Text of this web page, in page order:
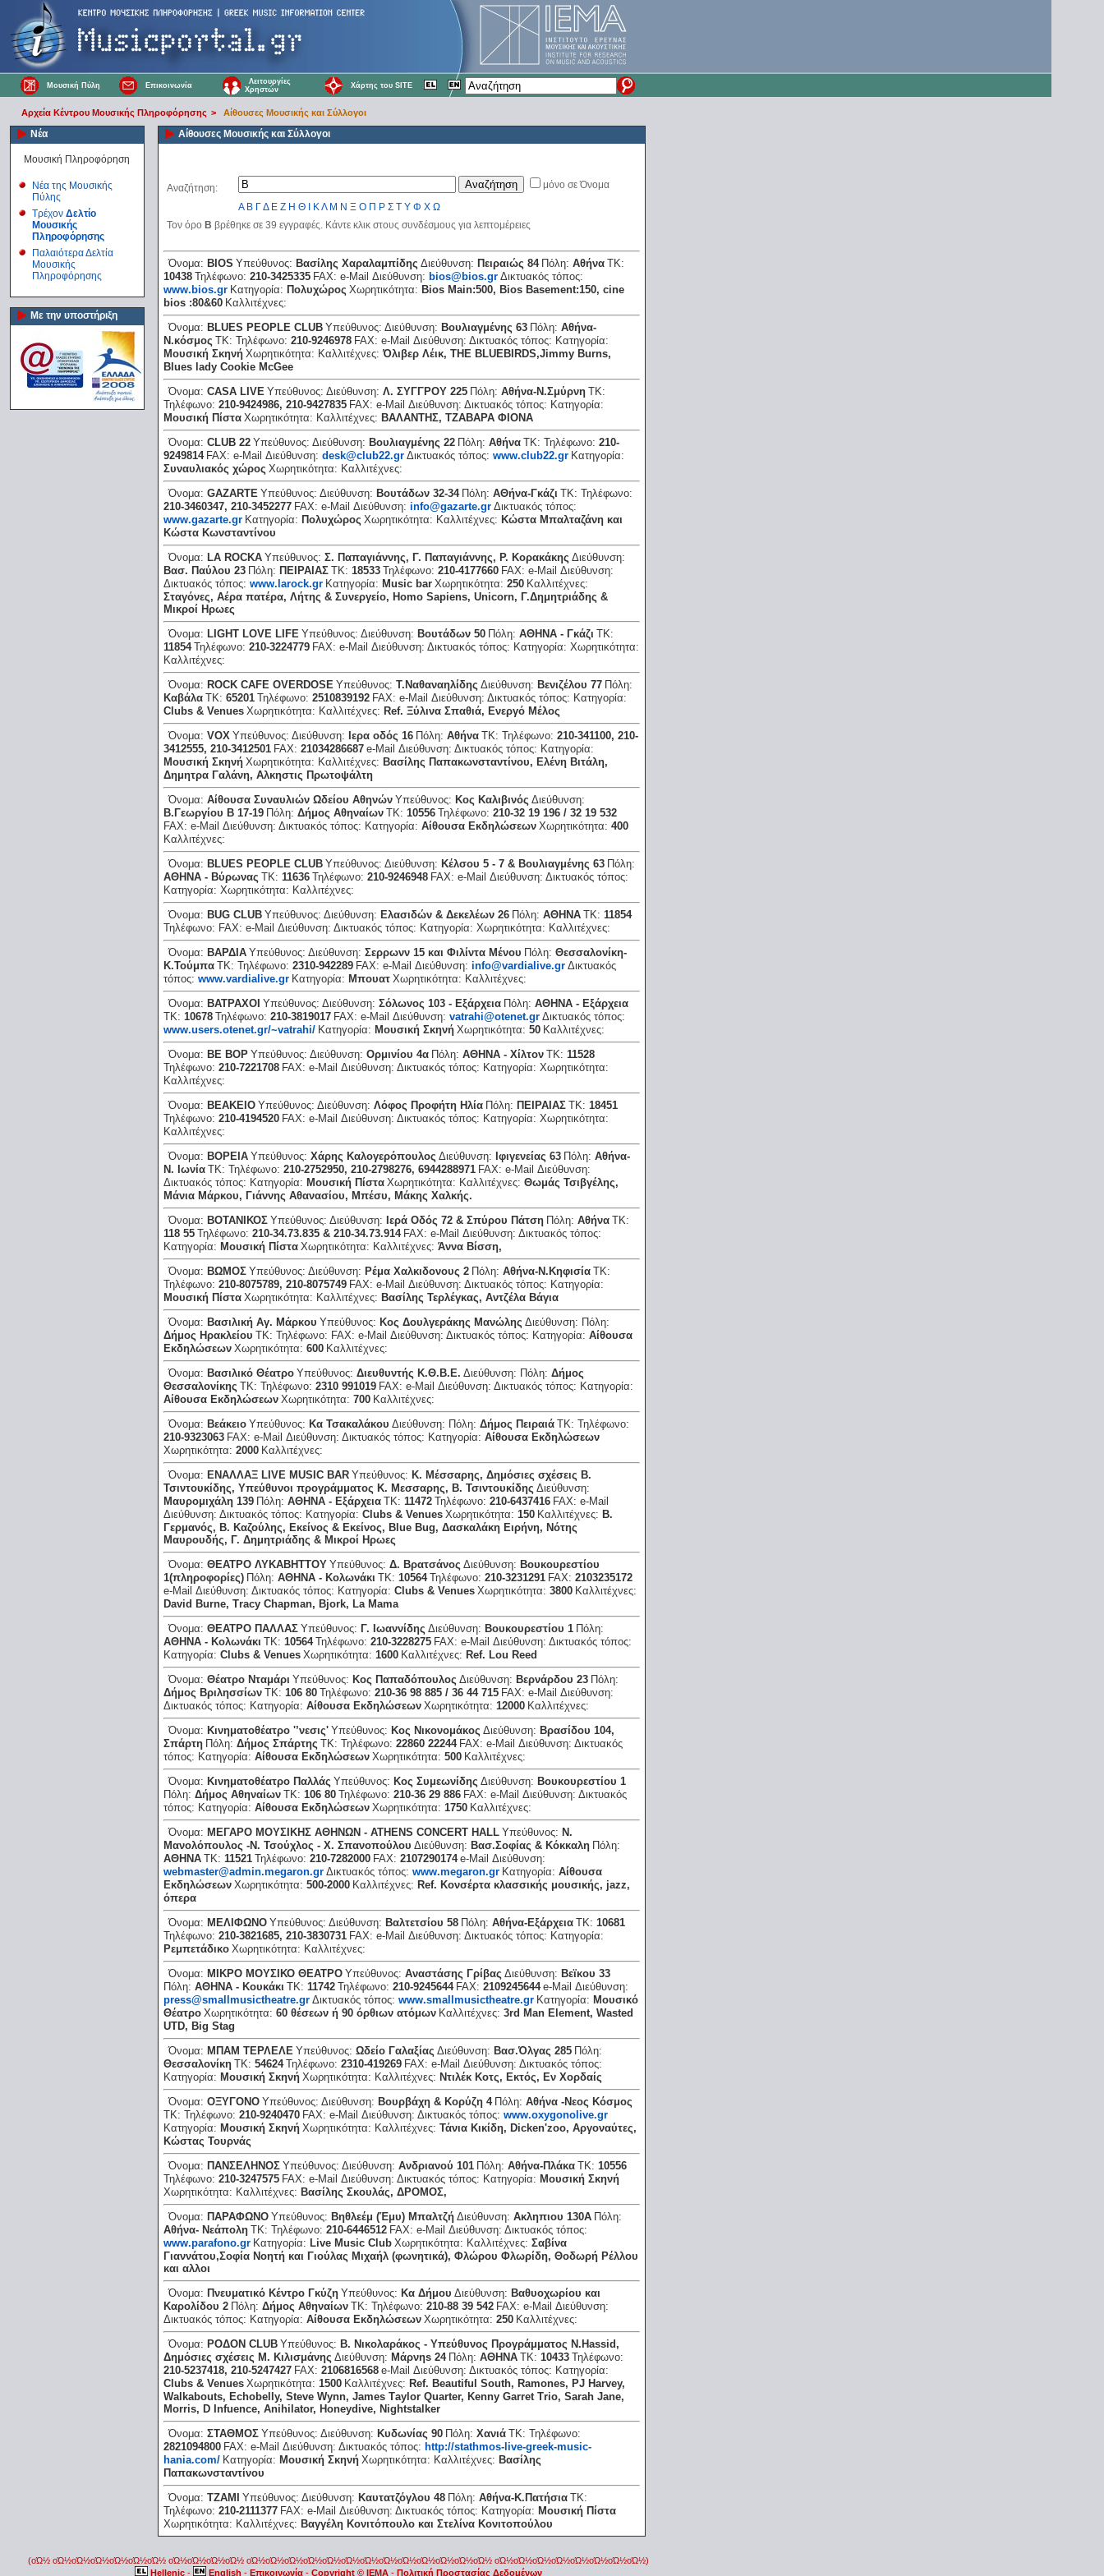
Μουσική Πύλη Επικοινωνία
Λειτουργίες
Χρηστών
Χάρτης του SITE
Αρχεία Κέντρου Μουσικής Πληροφόρησης > Αίθουσες Μουσικής και Σύλλογοι
Νέα
Μουσική Πληροφόρηση
Νέα της Μουσικής
Πύλης
Τρέχον Δελτίο
Μουσικής
Πληροφόρησης
Παλαιότερα Δελτία
Μουσικής
Πληροφόρησης
Με την υποστήριξη
Αίθουσες Μουσικής και Σύλλογοι
Αναζήτηση:
μόνο σε Όνομα
Α Β ΓΔ Ε Ζ Η Θ ΚΛ Μ Ν Ξ Ο Π Ρ Σ Τ Υ Φ Χ Ω
Τον όρο Β βρέθηκε σε 39 εγγραφές. Κάντε κλικ στους συνδέσμους για λεπτομέρειες
Όνομα: BIOS Υπεύθυνος: Βασίλης Χαραλαμπίδης Διεύθυνση: Πειραιώς 84 Πόλη: Αθήνα ΤΚ:
10438 Τηλέφωνο: 210-3425335 FAX: e-Mail Διεύθυνση: bios@bios.gr Δικτυακός τόπος:
www.bios.gr Κατηγορία: Πολυχώρος Χωρητικότητα: Bios Main:500, Bios Basement:150, cine
bios :80&60 Καλλιτέχνες:
Όνομα: BLUES PEOPLE CLUB Υπεύθυνος: Διεύθυνση: Βουλιαγμένης 63 Πόλη: Αθήνα-
Ν.κόσμος ΤΚ: Τηλέφωνο: 210-9246978 FAX: e-Mail Διεύθυνση: Δικτυακός τόπος: Κατηγορία:
Μουσική Σκηνή Χωρητικότητα: Καλλιτέχνες:Όλιβερ Λέικ, THE BLUEBIRDS,Jimmy Burns,
Blues lady Cookie McGee
Όνομα: CASA LIVE Υπεύθυνος: Διεύθυνση: Λ. ΣΥΓΓΡΟΥ 225 Πόλη: Αθήνα-Ν.Σμύρνη ΤΚ:
Τηλέφωνο: 210-9424986, 210-9427835 FAX: e-Mail Διεύθυνση: Δικτυακός τόπος: Κατηγορία:
Μουσική Πίστα Χωρητικότητα: Καλλιτέχνες: ΒΑΛΑΝΤΗΣ, ΤΖΑΒΑΡΑ ΦΙΟΝΑ
Όνομα: CLUB 22 Υπεύθυνος: Διεύθυνση: Βουλιαγμένης 22 Πόλη: Αθήνα ΤΚ: Τηλέφωνο: 210-
9249814 FAX: e-Mail Διεύθυνση: desk@club22.gr Δικτυακός τόπος: www.club22.gr Κατηγορία:
Συναυλιακός χώρος Χωρητικότητα: Καλλιτέχνες:
Όνομα: GAZARTE Υπεύθυνος: Διεύθυνση: Βουτάδων 32-34 Πόλη: ΑΘήνα-Γκάζι ΤΚ: Τηλέφωνο:
210-3460347, 210-3452277 FAX: e-Mail Διεύθυνση: info@gazarte.gr Δικτυακός τόπος:
www.gazarte.gr Κατηγορία: Πολυχώρος Χωρητικότητα: Καλλιτέχνες: Κώστα Μπαλταζάνη και
Κώστα Κωνσταντίνου
Όνομα: LΑ RΟCΚΑ Υπεύθυνος: Σ. Παπαγιάννης, Γ. Παπαγιάννης, Ρ. Κορακάκης Διεύθυνση:
Βασ. Παύλου 23 Πόλη: ΠΕΙΡΑΙΑΣ ΤΚ: 18533 Τηλέφωνο: 210-4177660 FAX: e-Mail Διεύθυνση:
Δικτυακός τόπος: www.larock.gr Κατηγορία: Music bar Χωρητικότητα: 250 Καλλιτέχνες:
Σταγόνες, Αέρα πατέρα, Λήτης & Συνεργείο, Ηomo Sapiens, Unicorn, Γ.Δημητριάδης &
Μικροί Ηρωες
Όνομα: LΙGΗΤ LΟVΕ LΙFΕ Υπεύθυνος: Διεύθυνση: Βουτάδων 50 Πόλη: ΑΘΗΝΑ - Γκάζι ΤΚ:
11854 Τηλέφωνο: 210-3224779 FAX: e-Mail Διεύθυνση: Δικτυακός τόπος: Κατηγορία: Χωρητικότητα:
Καλλιτέχνες:
Όνομα: RΟCΚ CΑFΕ ΟVΕRDΟSΕ Υπεύθυνος: Τ.Ναθαναηλίδης Διεύθυνση: Βενιζέλου 77 Πόλη:
Καβάλα ΤΚ: 65201 Τηλέφωνο: 2510839192 FAX: e-Mail Διεύθυνση: Δικτυακός τόπος: Κατηγορία:
Clubs & Venues Χωρητικότητα: Καλλιτέχνες: Ref. Ξύλινα Σπαθιά, Ενεργό Μέλος
Όνομα: VOX Υπεύθυνος: Διεύθυνση: Ιερα οδός 16 Πόλη: Αθήνα ΤΚ: Τηλέφωνο: 210-341100, 210-
3412555, 210-3412501 FAX: 21034286687 e-Mail Διεύθυνση: Δικτυακός τόπος: Κατηγορία:
Μουσική Σκηνή Χωρητικότητα: Καλλιτέχνες: Βασίλης Παπακωνσταντίνου, Ελένη Βιτάλη,
Δημητρα Γαλάνη, Αλκηστις Πρωτοψάλτη
Όνομα: Αίθουσα Συναυλιών Ωδείου Αθηνών Υπεύθυνος: Κος Καλιβινός Διεύθυνση:
Β.Γεωργίου Β 17-19 Πόλη: Δήμος Αθηναίων ΤΚ: 10556 Τηλέφωνο: 210-32 19 196 / 32 19 532
FAX: e-Mail Διεύθυνση: Δικτυακός τόπος: Κατηγορία: Αίθουσα Εκδηλώσεων Χωρητικότητα: 400
Καλλιτέχνες:
Όνομα: ΒLUΕS ΡΕΟΡLΕ CLUΒ Υπεύθυνος: Διεύθυνση: Κέλσου 5 - 7 & Βουλιαγμένης 63 Πόλη:
ΑΘΗΝΑ - Βύρωνας ΤΚ: 11636 Τηλέφωνο: 210-9246948 FAX: e-Mail Διεύθυνση: Δικτυακός τόπος:
Κατηγορία: Χωρητικότητα: Καλλιτέχνες:
Όνομα: ΒUG CLUΒ Υπεύθυνος: Διεύθυνση: Ελασιδών & Δεκελέων 26 Πόλη: ΑΘΗΝΑ ΤΚ: 11854
Τηλέφωνο: FAX: e-Mail Διεύθυνση: Δικτυακός τόπος: Κατηγορία: Χωρητικότητα: Καλλιτέχνες:
Όνομα: ΒΑΡΔΙΑ Υπεύθυνος: Διεύθυνση: Σερρωνν 15 και Φιλίντα Μένου Πόλη: Θεσσαλονίκη-
Κ.Τούμπα ΤΚ: Τηλέφωνο: 2310-942289 FAX: e-Mail Διεύθυνση: info@vardialive.gr Δικτυακός
τόπος: www.vardialive.gr Κατηγορία: Μπουατ Χωρητικότητα: Καλλιτέχνες:
Όνομα: ΒΑΤΡΑΧΟΙ Υπεύθυνος: Διεύθυνση: Σόλωνος 103 - Εξάρχεια Πόλη: ΑΘΗΝΑ - Εξάρχεια
ΤΚ: 10678 Τηλέφωνο: 210-3819017 FAX: e-Mail Διεύθυνση: vatrahi@otenet.gr Δικτυακός τόπος:
www.users.otenet.gr/~vatrahi/ Κατηγορία: Μουσική Σκηνή Χωρητικότητα: 50 Καλλιτέχνες:
Όνομα: ΒΕ ΒΟΡ Υπεύθυνος: Διεύθυνση: Ορμινίου 4α Πόλη: ΑΘΗΝΑ - Χίλτον ΤΚ: 11528
Τηλέφωνο: 210-7221708 FAX: e-Mail Διεύθυνση: Δικτυακός τόπος: Κατηγορία: Χωρητικότητα:
Καλλιτέχνες:
Όνομα: ΒΕΑΚΕΙΟ Υπεύθυνος: Διεύθυνση: Λόφος Προφήτη Ηλία Πόλη: ΠΕΙΡΑΙΑΣ ΤΚ: 18451
Τηλέφωνο: 210-4194520 FAX: e-Mail Διεύθυνση: Δικτυακός τόπος: Κατηγορία: Χωρητικότητα:
Καλλιτέχνες:
Όνομα: ΒΟΡΕΙΑ Υπεύθυνος: Χάρης Καλογερόπουλος Διεύθυνση: Ιφιγενείας 63 Πόλη: Αθήνα-
Ν. Ιωνία ΤΚ: Τηλέφωνο: 210-2752950, 210-2798276, 6944288971 FAX: e-Mail Διεύθυνση:
Δικτυακός τόπος: Κατηγορία: Μουσική Πίστα Χωρητικότητα: Καλλιτέχνες: Θωμάς Τσιβγέλης,
Μάνια Μάρκου, Γιάννης Αθανασίου, Μπέσυ, Μάκης Χαλκής.
Όνομα: ΒΟΤΑΝΙΚΟΣ Υπεύθυνος: Διεύθυνση: Ιερά Οδός 72 & Σπύρου Πάτση Πόλη: Αθήνα ΤΚ:
118 55 Τηλέφωνο: 210-34.73.835 & 210-34.73.914 FAX: e-Mail Διεύθυνση: Δικτυακός τόπος:
Κατηγορία: Μουσική Πίστα Χωρητικότητα: Καλλιτέχνες: Άννα Βίσση,
Όνομα: ΒΩΜΟΣ Υπεύθυνος: Διεύθυνση: Ρέμα Χαλκιδονους 2 Πόλη: Αθήνα-Ν.Κηφισία ΤΚ:
Τηλέφωνο: 210-8075789, 210-8075749 FAX: e-Mail Διεύθυνση: Δικτυακός τόπος: Κατηγορία:
Μουσική Πίστα Χωρητικότητα: Καλλιτέχνες: Βασίλης Τερλέγκας, Αντζέλα Βάγια
Όνομα: Βασιλική Αγ. Μάρκου Υπεύθυνος: Κος Δουλγεράκης Μανώλης Διεύθυνση: Πόλη:
Δήμος Ηρακλείου ΤΚ: Τηλέφωνο: FAX: e-Mail Διεύθυνση: Δικτυακός τόπος: Κατηγορία: Αίθουσα
Εκδηλώσεων Χωρητικότητα: 600 Καλλιτέχνες:
Όνομα: Βασιλικό Θέατρο Υπεύθυνος: Διευθυντής Κ.Θ.Β.Ε. Διεύθυνση: Πόλη: Δήμος
Θεσσαλονίκης ΤΚ: Τηλέφωνο: 2310 991019 FAX: e-Mail Διεύθυνση: Δικτυακός τόπος: Κατηγορία:
Αίθουσα Εκδηλώσεων Χωρητικότητα: 700 Καλλιτέχνες:
Όνομα: Βεάκειο Υπεύθυνος: Κα Τσακαλάκου Διεύθυνση: Πόλη: Δήμος Πειραιά ΤΚ: Τηλέφωνο:
210-9323063 FAX: e-Mail Διεύθυνση: Δικτυακός τόπος: Κατηγορία: Αίθουσα Εκδηλώσεων
Χωρητικότητα: 2000 Καλλιτέχνες:
Όνομα: ΕΝΑΛΛΑΞ LΙVΕ ΜUSΙC ΒΑR Υπεύθυνος: Κ. Μέσσαρης, Δημόσιες σχέσεις Β.
Τσιντουκίδης, Υπεύθυνοι προγράμματος Κ. Μεσσαρης, Β. Τσιντουκίδης Διεύθυνση:
Μαυρομιχάλη 139 Πόλη: ΑΘΗΝΑ - Εξάρχεια ΤΚ: 11472 Τηλέφωνο: 210-6437416 FAX: e-Mail
Διεύθυνση: Δικτυακός τόπος: Κατηγορία: Clubs & Venues Χωρητικότητα: 150 Καλλιτέχνες: Β.
Γερμανός, Β. Καζούλης, Εκείνος & Εκείνος, Βlue Βug, Δασκαλάκη Ειρήνη, Νότης
Μαυρουδής, Γ. Δημητριάδης & Μικροί Ηρωες
Όνομα: ΘΕΑΤΡΟ ΛΥΚΑΒΗΤΤΟΥ Υπεύθυνος: Δ. Βρατσάνος Διεύθυνση: Βουκουρεστίου
1(πληροφορίες) Πόλη: ΑΘΗΝΑ - Κολωνάκι ΤΚ: 10564 Τηλέφωνο: 210-3231291 FAX: 2103235172
e-Mail Διεύθυνση: Δικτυακός τόπος: Κατηγορία: Clubs & Venues Χωρητικότητα: 3800 Καλλιτέχνες:
David Βurne, Τracy Chapman, Βjork, La Μama
Όνομα: ΘΕΑΤΡΟ ΠΑΛΛΑΣ Υπεύθυνος: Γ. Ιωαννίδης Διεύθυνση: Βουκουρεστίου 1 Πόλη:
ΑΘΗΝΑ - Κολωνάκι ΤΚ: 10564 Τηλέφωνο: 210-3228275 FAX: e-Mail Διεύθυνση: Δικτυακός τόπος:
Κατηγορία: Clubs & Venues Χωρητικότητα: 1600 Καλλιτέχνες: Ref. Lou Reed
Όνομα: Θέατρο Νταμάρι Υπεύθυνος: Κος Παπαδόπουλος Διεύθυνση: Βερνάρδου 23 Πόλη:
Δήμος Βριλησσίων ΤΚ: 106 80 Τηλέφωνο: 210-36 98 885 / 36 44 715 FAX: e-Mail Διεύθυνση:
Δικτυακός τόπος: Κατηγορία: Αίθουσα Εκδηλώσεων Χωρητικότητα: 12000 Καλλιτέχνες:
Όνομα: Κινηματοθέατρο '’νεσις' Υπεύθυνος: Κος Νικονομάκος Διεύθυνση: Βρασίδου 104,
Σπάρτη Πόλη: Δήμος Σπάρτης ΤΚ: Τηλέφωνο: 22860 22244 FAX: e-Mail Διεύθυνση: Δικτυακός
τόπος: Κατηγορία: Αίθουσα Εκδηλώσεων Χωρητικότητα: 500 Καλλιτέχνες:
Όνομα: Κινηματοθέατρο Παλλάς Υπεύθυνος: Κος Συμεωνίδης Διεύθυνση: Βουκουρεστίου 1
Πόλη: Δήμος Αθηναίων ΤΚ: 106 80 Τηλέφωνο: 210-36 29 886 FAX: e-Mail Διεύθυνση: Δικτυακός
τόπος: Κατηγορία: Αίθουσα Εκδηλώσεων Χωρητικότητα: 1750 Καλλιτέχνες:
Όνομα: ΜΕΓΑΡΟ ΜΟΥΣΙΚΗΣ ΑΘΗΝΩΝ - ΑΤΗΕΝS CΟΝCΕRΤ ΗΑLL Υπεύθυνος: Ν.
Μανολόπουλος -Ν. Τσούχλος - Χ. Σπανοπούλου Διεύθυνση: Βασ.Σοφίας & Κόκκαλη Πόλη:
ΑΘΗΝΑ ΤΚ: 11521 Τηλέφωνο: 210-7282000 FAX: 2107290174 e-Mail Διεύθυνση:
webmaster@admin.megaron.gr Δικτυακός τόπος: www.megaron.gr Κατηγορία: Αίθουσα
Εκδηλώσεων Χωρητικότητα: 500-2000 Καλλιτέχνες: Ref. Κονσέρτα κλασσικής μουσικής, jazz,
όπερα
Όνομα: ΜΕΛΙΦΩΝΟ Υπεύθυνος: Διεύθυνση: Βαλτετσίου 58 Πόλη: Αθήνα-Εξάρχεια ΤΚ: 10681
Τηλέφωνο: 210-3821685, 210-3830731 FAX: e-Mail Διεύθυνση: Δικτυακός τόπος: Κατηγορία:
Ρεμπετάδικο Χωρητικότητα: Καλλιτέχνες:
Όνομα: ΜΙΚΡΟ ΜΟΥΣΙΚΟ ΘΕΑΤΡΟ Υπεύθυνος: Αναστάσης Γρίβας Διεύθυνση: Βεϊκου 33
Πόλη: ΑΘΗΝΑ - Κουκάκι ΤΚ: 11742 Τηλέφωνο: 210-9245644 FAX: 2109245644 e-Mail Διεύθυνση:
press@smallmusictheatre.gr Δικτυακός τόπος: www.smallmusictheatre.gr Κατηγορία: Μουσικό
Θέατρο Χωρητικότητα: 60 θέσεων ή 90 όρθιων ατόμων Καλλιτέχνες: 3rd Man Element, Wasted
UTD, Big Stag
Όνομα: ΜΠΑΜ ΤΕΡΛΕΛΕ Υπεύθυνος: Ωδείο Γαλαξίας Διεύθυνση: Βασ.Όλγας 285 Πόλη:
Θεσσαλονίκη ΤΚ: 54624 Τηλέφωνο: 2310-419269 FAX: e-Mail Διεύθυνση: Δικτυακός τόπος:
Κατηγορία: Μουσική Σκηνή Χωρητικότητα: Καλλιτέχνες: Ντιλέκ Κοτς, Εκτός, Eν Χορδαίς
Όνομα: ΟΞΥΓΟΝΟ Υπεύθυνος: Διεύθυνση: Βουρβάχη & Κορύζη 4 Πόλη: Αθήνα -Νεος Κόσμος
ΤΚ: Τηλέφωνο: 210-9240470 FAX: e-Mail Διεύθυνση: Δικτυακός τόπος: www.oxygonolive.gr
Κατηγορία: Μουσική Σκηνή Χωρητικότητα: Καλλιτέχνες: Τάνια Κικίδη, Dicken'zoo, Αργοναύτες,
Κώστας Τουρνάς
Όνομα: ΠΑΝΣΕΛΗΝΟΣ Υπεύθυνος: Διεύθυνση: Ανδριανού 101 Πόλη: Αθήνα-Πλάκα ΤΚ: 10556
Τηλέφωνο: 210-3247575 FAX: e-Mail Διεύθυνση: Δικτυακός τόπος: Κατηγορία: Μουσική Σκηνή
Χωρητικότητα: Καλλιτέχνες: Βασίλης Σκουλάς, ΔΡΟΜΟΣ,
Όνομα: ΠΑΡΑΦΩΝΟ Υπεύθυνος: Βηθλεέμ (Έμυ) Μπαλτζή Διεύθυνση: Ακληπιου 130Α Πόλη:
Αθήνα- Νεάπολη ΤΚ: Τηλέφωνο: 210-6446512 FAX: e-Mail Διεύθυνση: Δικτυακός τόπος:
www.parafono.gr Κατηγορία: Live Music Club Χωρητικότητα: Καλλιτέχνες: Σαβίνα
Γιαννάτου,Σοφία Νοητή και Γιούλας Μιχαήλ (φωνητικά), Φλώρου Φλωρίδη, Θοδωρή Ρέλλου
και αλλοι
Όνομα: Πνευματικό Κέντρο Γκύζη Υπεύθυνος: Κα Δήμου Διεύθυνση: Βαθυοχωρίου και
Καρολίδου 2 Πόλη: Δήμος Αθηναίων ΤΚ: Τηλέφωνο: 210-88 39 542 FAX: e-Mail Διεύθυνση:
Δικτυακός τόπος: Κατηγορία: Αίθουσα Εκδηλώσεων Χωρητικότητα: 250 Καλλιτέχνες:
Όνομα: ΡΟΔΟΝ CLUΒ Υπεύθυνος: Β. Νικολαράκος - Υπεύθυνος Προγράμματος Ν.Ηassid,
Δημόσιες σχέσεις Μ. Κιλισμάνης Διεύθυνση: Μάρνηs 24 Πόλη: ΑΘΗΝΑ ΤΚ: 10433 Τηλέφωνο:
210-5237418, 210-5247427 FAX: 2106816568 e-Mail Διεύθυνση: Δικτυακός τόπος: Κατηγορία:
Clubs & Venues Χωρητικότητα: 1500 Καλλιτέχνες: Ref. Βeautiful South, Ramones, ΡJ Ηarvey,
Walkabouts, Εchobelly, Steve Wynn, James Τaylor Quarter, Κenny Garret Τrio, Sarah Jane,
Μorris, D Ιnfuence, Αnihilator, Ηoneydive, Νightstalker
Όνομα: ΣΤΑΘΜΟΣ Υπεύθυνος: Διεύθυνση: Κυδωνίας 90 Πόλη: Χανιά ΤΚ: Τηλέφωνο:
2821094800 FAX: e-Mail Διεύθυνση: Δικτυακός τόπος: http://stathmos-live-greek-music-
hania.com/ Κατηγορία: Μουσική Σκηνή Χωρητικότητα: Καλλιτέχνες: Βασίλης
Παπακωνσταντίνου
Όνομα: ΤΖΑΜΙ Υπεύθυνος: Διεύθυνση: Καυτατζόγλου 48 Πόλη: Αθήνα-Κ.Πατήσια ΤΚ:
Τηλέφωνο: 210-2111377 FAX: e-Mail Διεύθυνση: Δικτυακός τόπος: Κατηγορία: Μουσική Πίστα
Χωρητικότητα: Καλλιτέχνες: Βαγγέλη Κονιτόπουλο και Στελίνα Κονιτοπούλου
(οΏ½ οΏ½οΏ½οΏ½οΏ½οΏ½οΏ½ οΏ½οΏ½οΏ½οΏ½ οΏ½οΏ½οΏ½οΏ½οΏ½οΏ½οΏ½οΏ½οΏ½οΏ½οΏ½οΏ½οΏ½ οΏ½οΏ½οΏ½οΏ½οΏ½οΏ½οΏ½οΏ½)
Hellenic - English - Επικοινωνία - Copyright © IEMA - Πολιτική Προστασίας Δεδομένων